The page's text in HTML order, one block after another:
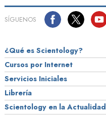
SÍGUENOS
¿Qué es Scientology?
Cursos por Internet
Servicios Iniciales
Librería
Scientology en la Actualidad